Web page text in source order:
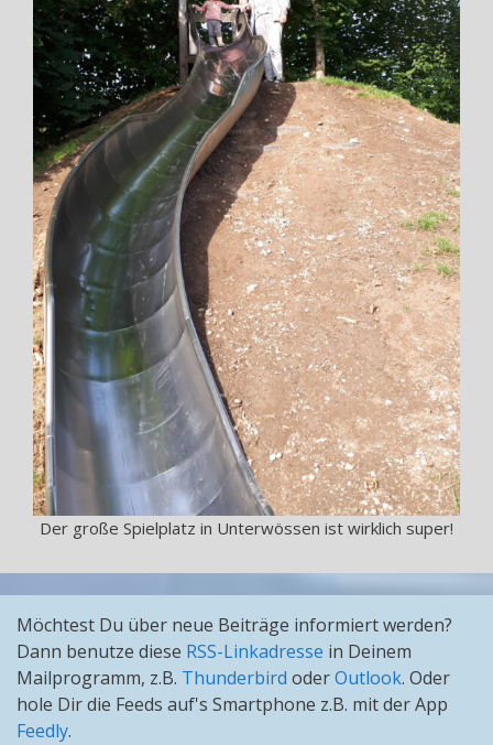
Der große Spielplatz in Unterwössen ist wirklich super!
Möchtest Du über neue Beiträge informiert werden?
Dann benutze diese RSS-Linkadresse in Deinem
Mailprogramm, z.B. Thunderbird oderOutlook. Oder
hole Dir die Feeds auf's Smartphone z.B. mit der App
Feedly.